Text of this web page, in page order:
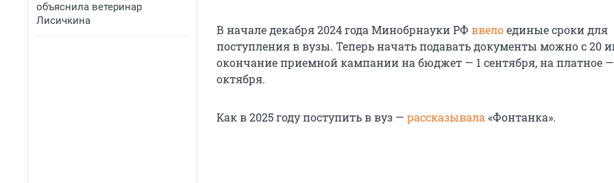
объяснила ветеринар
Лисичкина
В начале декабря 2024 года Минобрнауки РФ ввелоединые сроки для
поступления в вузы. Теперь начать подавать документы можно с 20
окончание приемной кампании на бюджет — 1 сентября, на платное —
октября.
Как в 2025 году поступить в вуз — рассказывала «Фонтанка».